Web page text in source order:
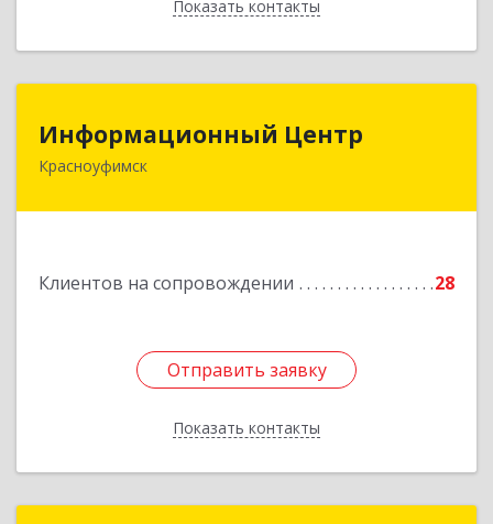
Показать контакты
Назад
Информационный Центр
Красноуфимск
Клиентов на сопровождении 28
Отправить заявку
Показать контакты
Информационный Центр
623300, Свердловская обл, Красноуфимск г,
Отправить заявку
Назад